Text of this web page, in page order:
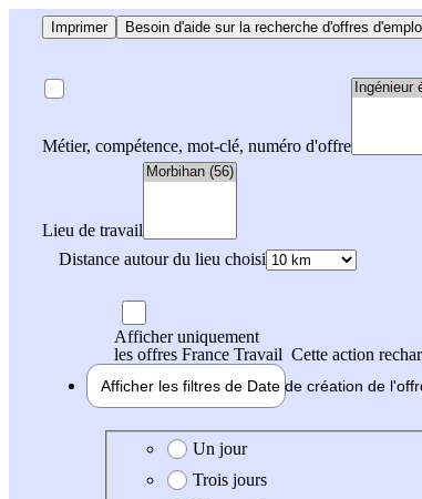
Imprimer Besoin d'aide sur la recherche d'offres
Métier, compétence, mot-clé, numéro d'offre
Lieu de travail
Distance autour du lieu choisi
Afficher uniquement
les offres France Travail Cette action
Afficher les filtres de Date de création de
Date de création de l'offre
Un jour
Trois jours